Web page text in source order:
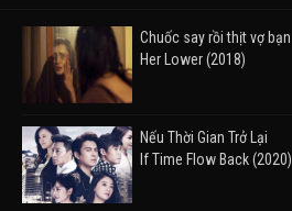
Chuốc say rồi thịt vợ bạn
Her Lower (2018)
Nếu Thời Gian Trở Lại
If Time Flow Back (2020)